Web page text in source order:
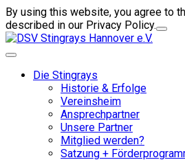
By using this website, you agree to
described in our Privacy Policy.
Die Stingrays
Historie & Erfolge
Vereinsheim
Ansprechpartner
Unsere Partner
Mitglied werden?
Satzung +